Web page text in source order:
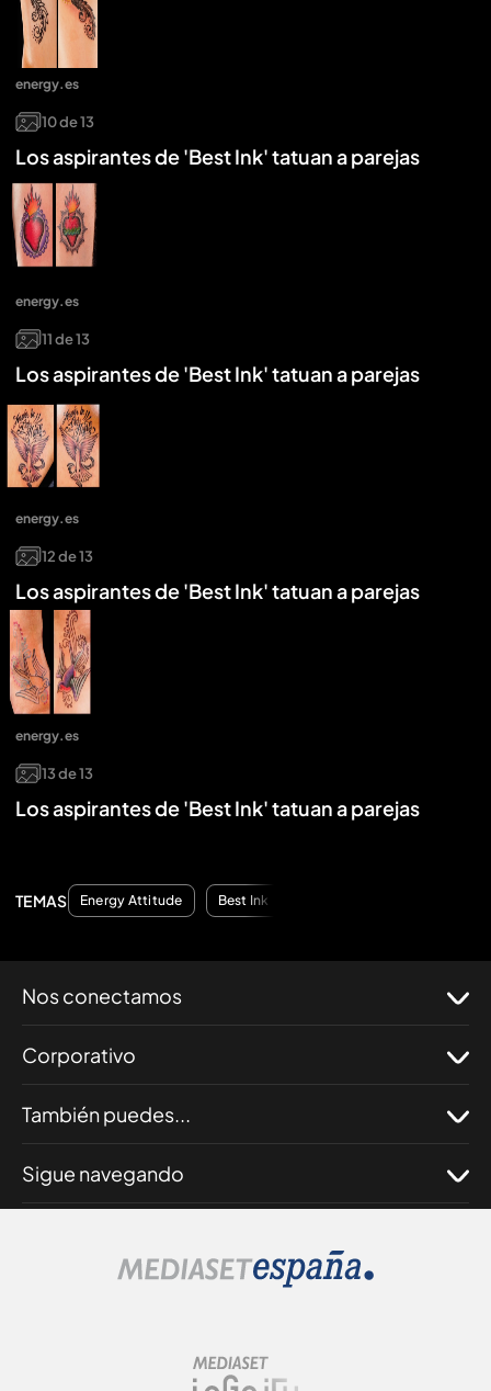
10de13
Los aspirantes de 'Best Ink' tatuan a parejas
energy.es
11de13
Los aspirantes de 'Best Ink' tatuan a parejas
energy.es
12de13
Los aspirantes de 'Best Ink' tatuan a parejas
energy.es
13de13
Los aspirantes de 'Best Ink' tatuan a parejas
energy.es
TEMAS Energy Attitude Best Ink
Nos conectamos
Corporativo
También puedes...
Sigue navegando